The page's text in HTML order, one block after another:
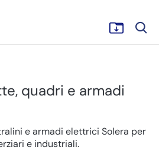
quadri e armadi
e armadi elettrici Solera per
e industriali.